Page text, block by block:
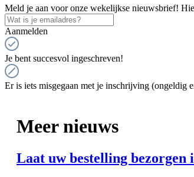
Meld je aan voor onze wekelijkse nieuwsbrief!
Aanmelden
Je bent succesvol ingeschreven!
Er is iets misgegaan met je inschrijving (ongeldig
Meer nieuws
Laat uw bestelling bezorgen